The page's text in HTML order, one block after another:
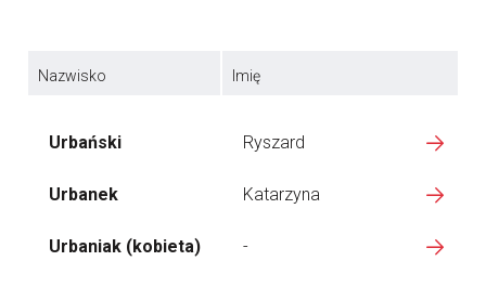
Nazwisko Imię
Urbański Ryszard
Urbanek Katarzyna
Urbaniak (kobieta) -